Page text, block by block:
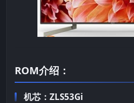
ROM介绍：
机芯：ZLS53Gi